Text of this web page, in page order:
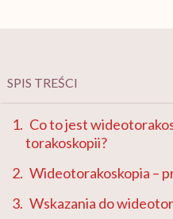
SPIS TREŚCI
Co to jest
torakoskopii?
Wideotorakoskopia –
Wskazania do